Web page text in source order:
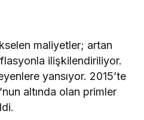
maliyetler; artan
ilişkilendiriliyor.
yansıyor. 2015’te
altında olan primler